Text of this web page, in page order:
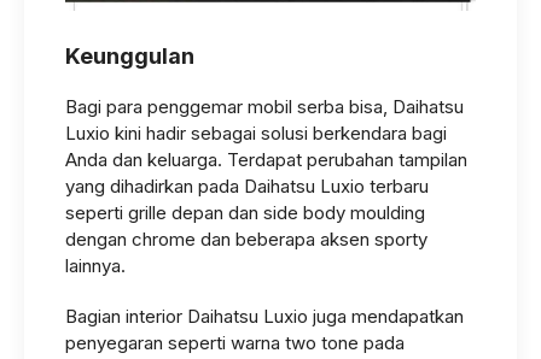
Keunggulan
Bagi para penggemar mobil serba bisa, Daihatsu
Luxio kini hadir sebagai solusi berkendara bagi
Anda dan keluarga. Terdapat perubahan tampilan
yang dihadirkan pada Daihatsu Luxio terbaru
seperti grille depan dan side body moulding
dengan chrome dan beberapa aksen sporty
lainnya.
Bagian interior Daihatsu Luxio juga mendapatkan
penyegaran seperti warna two tone pada